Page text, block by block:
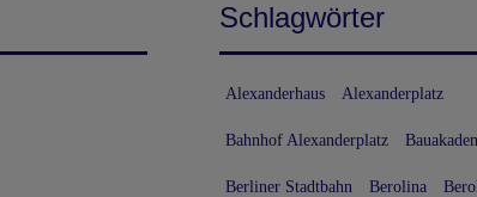
Schlagwörter
Alexanderhaus Alexanderplatz
Bahnhof Alexanderplatz
Berliner Stadtbahn Berolina